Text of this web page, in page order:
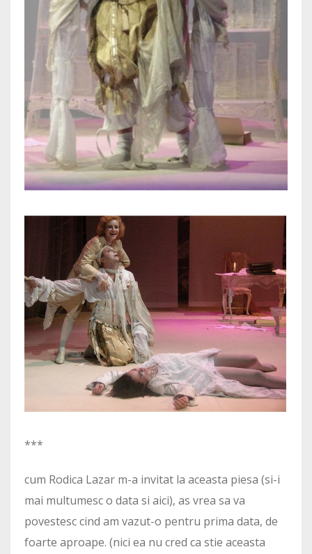
***
cum Rodica Lazar m-a invitat la aceasta piesa (si-i
mai multumesc o data si aici), as vrea sa va
povestesc cind am vazut-o pentru prima data, de
foarte aproape. (nici ea nu cred ca stie aceasta